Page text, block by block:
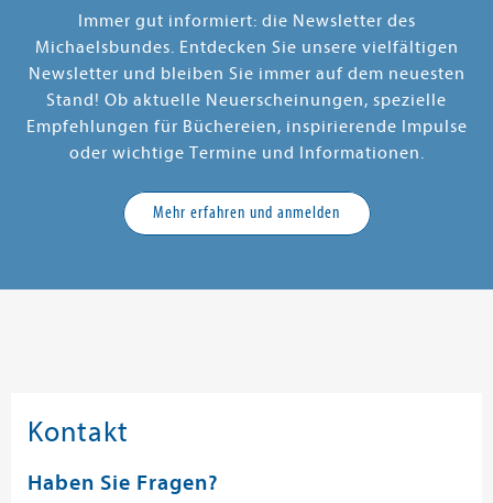
Immer gut informiert: die Newsletter des
Michaelsbundes. Entdecken Sie unsere vielfältigen
Newsletter und bleiben Sie immer auf dem neuesten
Stand! Ob aktuelle Neuerscheinungen, spezielle
Empfehlungen für Büchereien, inspirierende Impulse
oder wichtige Termine und Informationen.
Mehr erfahren und anmelden
Kontakt
Haben Sie Fragen?